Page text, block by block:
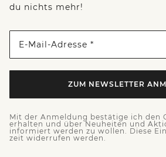
du nichts mehr!
E-Mail-Adresse *
ZUM NEWSLETTER
Mit der Anmeldung bestätige ich den
erhalten und über Neuheiten und
informiert werden zu wollen. Diese
zeit widerrufen werden.